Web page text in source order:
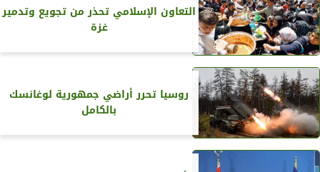
التعاون الإسلامي تحذر من تجويع وتدمير
غزة
روسيا تحرر أراضي جمهورية لوغانسك
بالكامل